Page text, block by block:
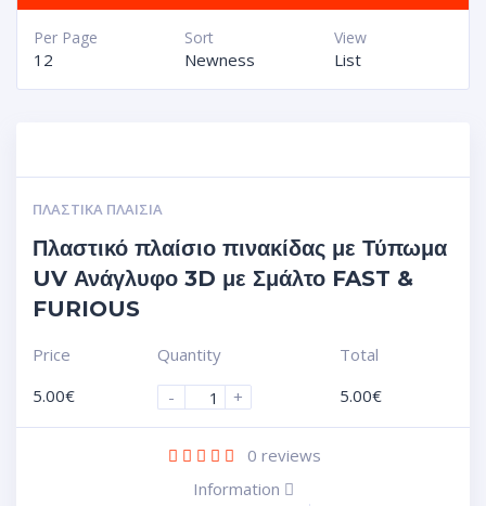
View
List
Sort
Newness
Per Page
12
ΠΛΑΣΤΙΚΆ ΠΛΑΊΣΙΑ
Πλαστικό πλαίσιο πινακίδας με Τύπωμα
UV Ανάγλυφο 3D με Σμάλτο FAST &
FURIOUS
Price
5.00€
Quantity
-
+
Total
5.00€
0 reviews
Information